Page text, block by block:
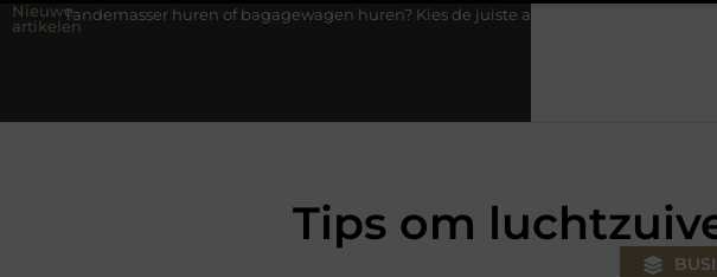
Nieuwe
artikelen
huren of bagagewagen huren? Kies de juiste aanhanger voor jouw klus
Tips om